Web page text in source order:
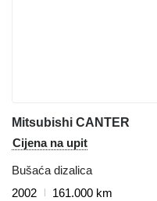
Mitsubishi CANTER
Cijena na upit
Bušaća dizalica
2002
161.000 km